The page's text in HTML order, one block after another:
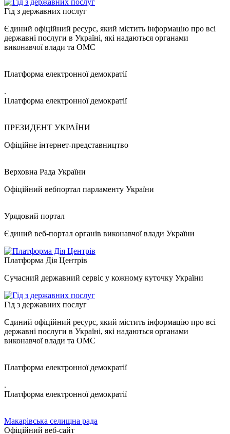
Гід з державних послуг
Єдиний офіційний ресурс, який містить інформацію про всі
державні послуги в Україні, які надаються органами
виконавчої влади та ОМС
Платформа електронної демократії
.
Платформа електронної демократії
ПРЕЗИДЕНТ УКРАЇНИ
Офіційне інтернет-представництво
Верховна Рада України
Офіційний вебпортал парламенту України
Урядовий портал
Єдиний веб-портал органів виконавчої влади України
Платформа Дія Центрів
Сучасний державний сервіс у кожному куточку України
Гід з державних послуг
Єдиний офіційний ресурс, який містить інформацію про всі
державні послуги в Україні, які надаються органами
виконавчої влади та ОМС
Платформа електронної демократії
.
Платформа електронної демократії
Макарівська селищна рада
Офіційний веб-сайт